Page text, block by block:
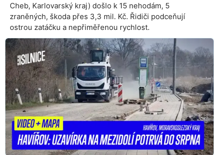
Cheb, Karlovarský kraj) došlo k 15 nehodám, 5
zraněných, škoda přes 3,3 mil. Kč. Řidiči podceňují
ostrou zatáčku a nepřiměřenou rychlost.